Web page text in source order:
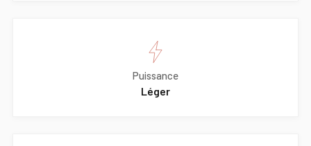
Puissance
Léger